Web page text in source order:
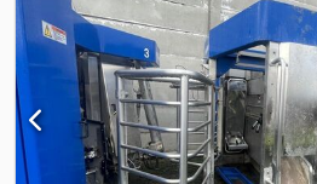
melkstelapparaten 0130 De melkstal
0140 De melkstal is nog niet
vacuümpomp